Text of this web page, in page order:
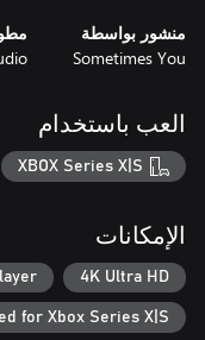
منشور بواسطة
Sometimes You
العب باستخدام
XBOX Series X|S
الإمكانات
4K Ultra HD
for Xbox Series X|S